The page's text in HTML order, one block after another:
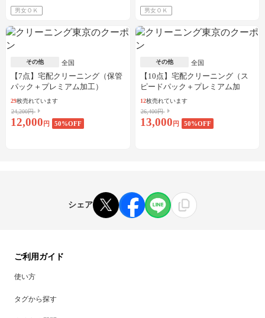
男女ＯＫ 男女ＯＫ
その他 全国
【7点】宅配クリーニング（保管
パック＋プレミアム加工）
29枚売れています
24,200円
12,000 円 50%OFF
その他 全国
【10点】宅配クリーニング（ス
ピードパック＋プレミアム加
工）
12枚売れています
26,400円
13,000 円 50%OFF
シェア
ご利用ガイド
使い方
タグから探す